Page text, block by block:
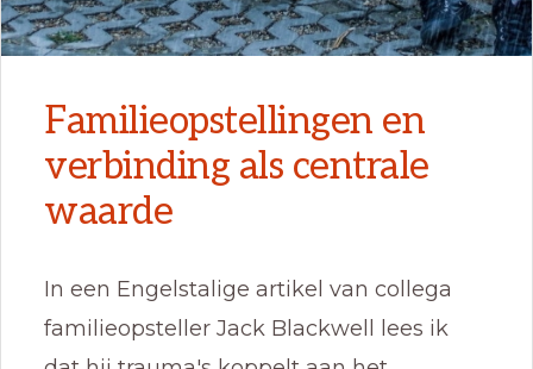
Familieopstellingen en
verbinding als centrale
waarde
In een Engelstalige artikel van collega
familieopsteller Jack Blackwell lees ik